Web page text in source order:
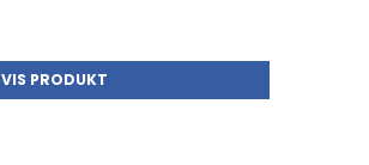
VIS PRODUKT